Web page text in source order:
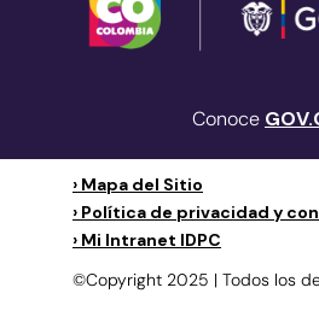
Conoce
› Mapa del Sitio
› Política de privacidad y
› Mi Intranet IDPC
©Copyright 2025 | Todos los